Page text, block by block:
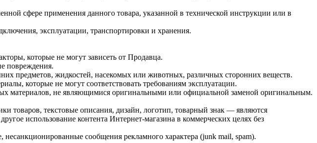
сфере применения данного товара, указанной в технической инструкции или в
эксплуатации, транспортировки и хранения.
которые не могут зависеть от Продавца.
повреждения.
предметов, жидкостей, насекомых или животных, различных сторонних веществ.
которые не могут соответствовать требованиям эксплуатации.
материалов, не являющимися оригинальными или официальной заменой оригинальным.
товаров, текстовые описания, дизайн, логотип, товарный знак — являются
использование контента Интернет-магазина в коммерческих целях без
несанкционированные сообщения рекламного характера (junk mail, spam).